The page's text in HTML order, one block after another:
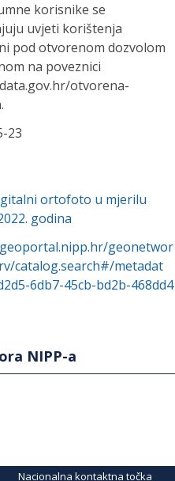
korisnike se
uvjeti korištenja
pod otvorenom dozvolom
na poveznici
otvorena-
23
ortofoto u mjerilu
godina
geonetwor
catalog.search#/metadat
6db7-45cb-bd2b-468dd4
NIPP-a
Nacionalna kontaktna točka